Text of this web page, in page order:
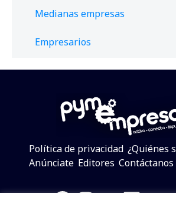
Medianas empresas
Empresarios
Política de privacidad ¿Quiénes
Anúnciate Editores Contáctanos